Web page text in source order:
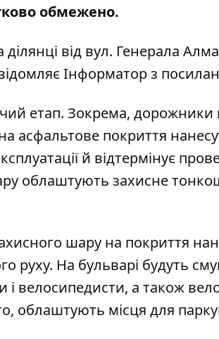
обмежено.
від вул. Генерала
Інформаторз
етап. Зокрема,
асфальтове покриття
й відтермінує
облаштують захисне
шару на покриття
руху. На бульварі будуть
і велосипедисти, а також
облаштують місця для